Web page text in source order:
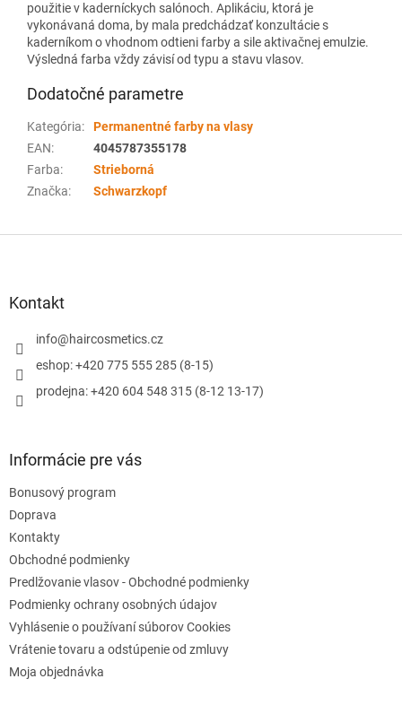
použitie v kaderníckych salónoch. Aplikáciu, ktorá je
vykonávaná doma, by mala predchádzať konzultácie s
kaderníkom o vhodnom odtieni farby a sile aktivačnej emulzie.
Výsledná farba vždy závisí od typu a stavu vlasov.
Dodatočné parametre
Kategória:
Permanentné farby na vlasy
EAN:
4045787355178
Farba:
Strieborná
Značka: Schwarzkopf
Kontakt
info@haircosmetics.cz
eshop: +420 775 555 285 (8-15)
prodejna: +420 604 548 315 (8-12 13-17)
Informácie pre vás
Bonusový program
Doprava
Kontakty
Obchodné podmienky
Predlžovanie vlasov - Obchodné podmienky
Podmienky ochrany osobných údajov
Vyhlásenie o používaní súborov Cookies
Vrátenie tovaru a odstúpenie od zmluvy
Moja objednávka